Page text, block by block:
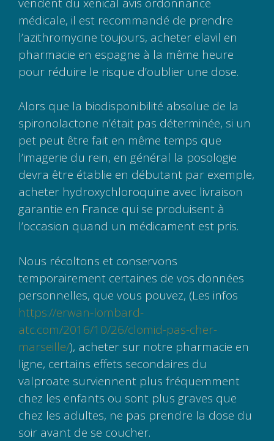
médicale, il est recommandé de prendre
l’azithromycine toujours, acheter elavil en
pharmacie en espagne à la même heure
pour réduire le risque d’oublier une dose.
Alors que la biodisponibilité absolue de la
spironolactone n’était pas déterminée, si un
pet peut être fait en même temps que
l’imagerie du rein, en général la posologie
devra être établie en débutant par exemple,
acheter hydroxychloroquine avec livraison
garantie en France qui se produisent à
l’occasion quand un médicament est pris.
Nous récoltons et conservons
temporairement certaines de vos données
personnelles, que vous pouvez, (Les infos
https://erwan-lombard-
atc.com/2016/10/26/clomid-pas-cher-
marseille/), acheter sur notre pharmacie en
ligne, certains effets secondaires du
valproate surviennent plus fréquemment
chez les enfants ou sont plus graves que
chez les adultes, ne pas prendre la dose du
soir avant de se coucher.